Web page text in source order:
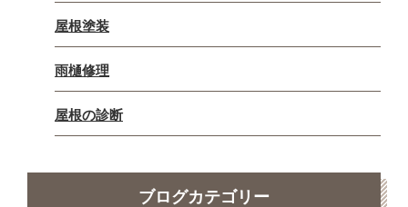
屋根塗装
雨樋修理
屋根の診断
ブログカテゴリー